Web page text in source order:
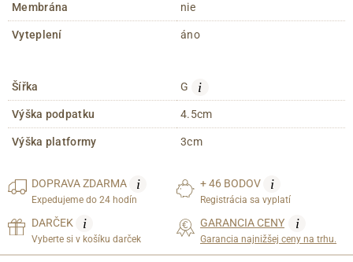
Membrána nie
Vyteplení áno
Šířka G i
Výška podpatku 4.5cm
Výška platformy 3cm
DOPRAVAZDARMA i
Expedujeme do 24 hodín
+ 46 BODOV i
Registrácia sa vyplatí
DARČEK i
Vyberte si v košíku darček
GARANCIA CENY i
Garancia najnižšej ceny na trhu.